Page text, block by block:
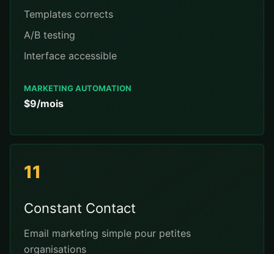
Templates corrects
A/B testing
Interface accessible
MARKETING AUTOMATION
$9/mois
11
Constant Contact
Email marketing simple pour petites
organisations